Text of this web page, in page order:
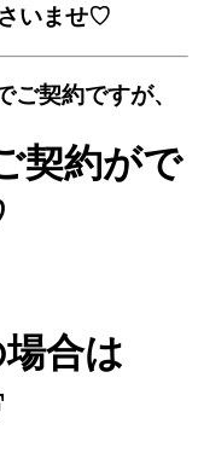
いませ♡
契約ですが、
契約がで
合は